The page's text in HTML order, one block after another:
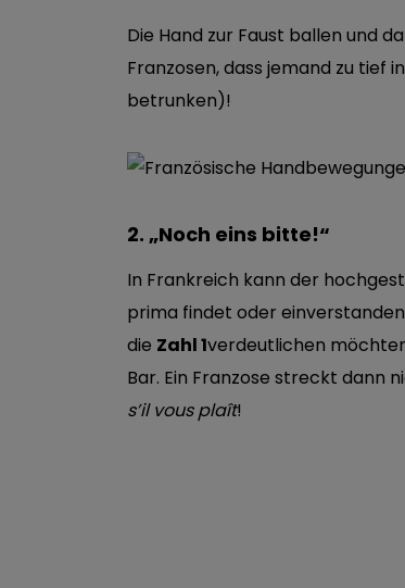
Die Hand zur Faust ballen und
Franzosen, dass jemand zu tief
betrunken)!
2. „Noch eins bitte!“
In Frankreich kann der
prima findet oder
die Zahl 1verdeutlichen
Bar. Ein Franzose streckt dann
s’il vous plaît!